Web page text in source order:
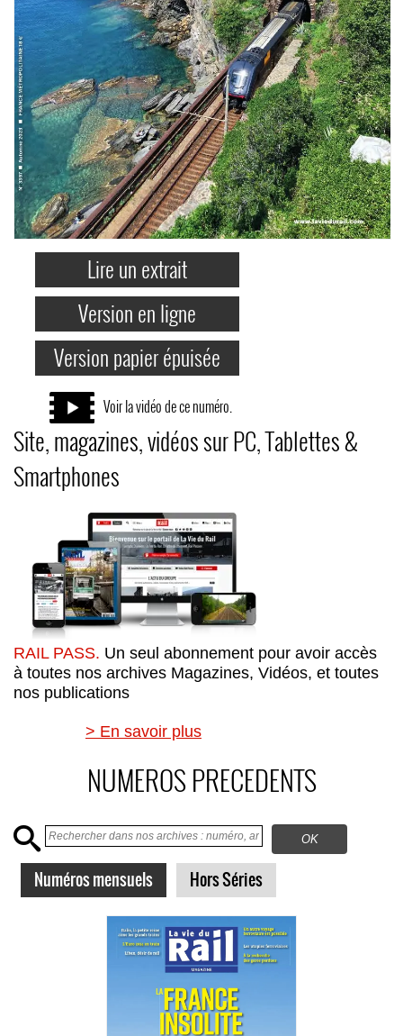
Lire un extrait
Version en ligne
Version papier épuisée
Voir la vidéo de ce numéro.
Site, magazines, vidéos sur PC, Tablettes &
Smartphones
RAIL PASS. Un seul abonnement pour avoir accès
à toutes nos archives Magazines, Vidéos, et toutes
nos publications
> En savoir plus
NUMEROS PRECEDENTS
Numéros mensuels Hors Séries